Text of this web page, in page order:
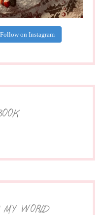
Follow on Instagram
MY WORLD